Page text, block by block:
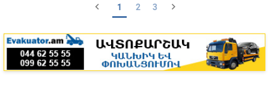
chevron_left 1 2 3 chevron_right